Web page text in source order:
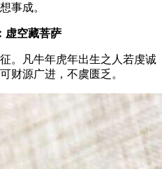
事成。
虚空藏菩萨
。凡牛年虎年出生之人若虔诚
财源广进，不虞匮乏。